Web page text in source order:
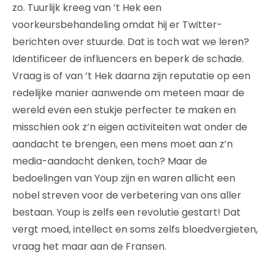
zo. Tuurlijk kreeg van ’t Hek een
voorkeursbehandeling omdat hij er Twitter-
berichten over stuurde. Dat is toch wat we leren?
Identificeer de influencers en beperk de schade.
Vraag is of van ’t Hek daarna zijn reputatie op een
redelijke manier aanwende om meteen maar de
wereld even een stukje perfecter te maken en
misschien ook z’n eigen activiteiten wat onder de
aandacht te brengen, een mens moet aan z’n
media-aandacht denken, toch? Maar de
bedoelingen van Youp zijn en waren allicht een
nobel streven voor de verbetering van ons aller
bestaan. Youp is zelfs een revolutie gestart! Dat
vergt moed, intellect en soms zelfs bloedvergieten,
vraag het maar aan de Fransen.